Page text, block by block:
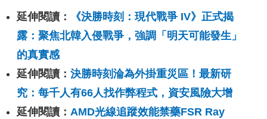
延伸閱讀：
《決勝時刻：現代戰爭 IV》正式揭
露：聚焦北韓入侵戰爭，強調「明天可能發生」
的真實感
延伸閱讀： 決勝時刻淪為外掛重災區！最新研
究：每千人有66人找作弊程式，資安風險大增
延伸閱讀： AMD光線追蹤效能禁藥FSR Ray